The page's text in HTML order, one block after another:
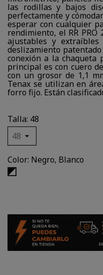
las rodillas y bajos
perfectamente y
esperar con cualquier
rendimiento, el RR
ajustables y
deslizamiento
conexión a la chaqueta
principal es con cuero
con un grosor de 1,1
Tenax se utilizan en
forro fijo. Están
Talla: 48
Color: Negro, Blanco
Negro,